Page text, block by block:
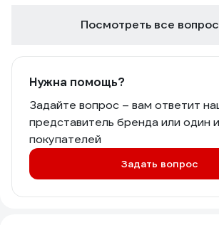
Посмотреть все
Нужна помощь?
Задайте вопрос – вам ответит
представитель бренда или один
покупателей
Задать вопрос